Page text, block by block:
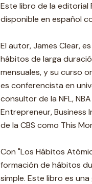
Este libro de la editorial
disponible en español
El autor, James Clear,
hábitos de larga
mensuales, y su curso
es conferencista en
consultor de la NFL,
Entrepreneur, Business
de la CBS como This
Con "Los Hábitos
formación de hábitos
simple. Este libro es